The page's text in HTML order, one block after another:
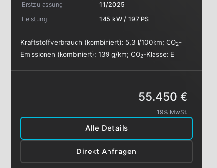
Erstzulassung
11/2025
Leistung
145 kW / 197 PS
Kraftstoffverbrauch (kombiniert): 5,3 l/100km;CO2-
Emissionen (kombiniert):139 g/km;CO2-Klasse: E
Alle Details
Direkt Anfragen
55.450 €
19% MwSt.